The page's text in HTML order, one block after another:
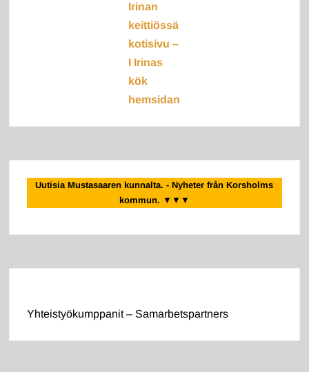
Irinan
keittiössä
kotisivu –
I Irinas
kök
hemsidan
Uutisia Mustasaaren kunnalta. - Nyheter från Korsholms
kommun. ▼▼▼
Yhteistyökumppanit – Samarbetspartners